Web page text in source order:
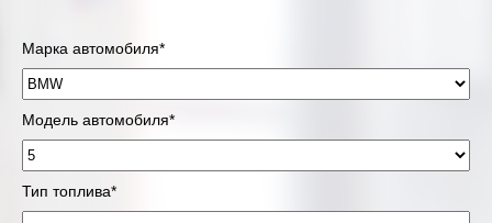
Марка автомобиля*
Модель автомобиля*
Тип топлива*